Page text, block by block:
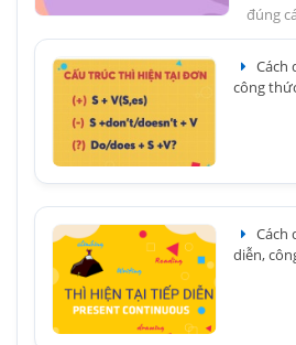
đúng
Cách
công
Cách
diễn,